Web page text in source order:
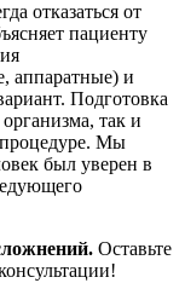
отказаться от
пациенту
аппаратные) и
Подготовка
так и
процедуре. Мы
был уверен в
Оставьте